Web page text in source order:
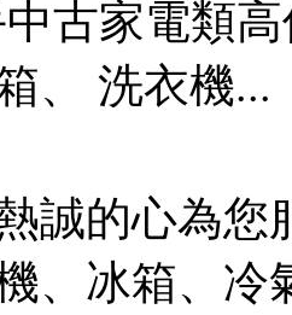
古家電類
、 洗衣機...
誠的心為您
、冰箱、冷